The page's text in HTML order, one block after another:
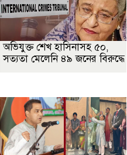
অভিযুক্ত শেখ হাসিনাসহ ৫০,
সত্যতা মেলেনি ৪৯ জনের বিরুদ্ধে